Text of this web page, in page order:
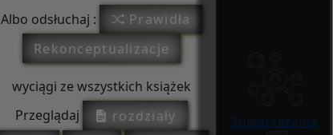
Albo odsłuchaj :
Prawidła
Rekonceptualizacje
wyciągi ze wszystkich książek
Przeglądaj
rozdziały
Spostrzeżenia